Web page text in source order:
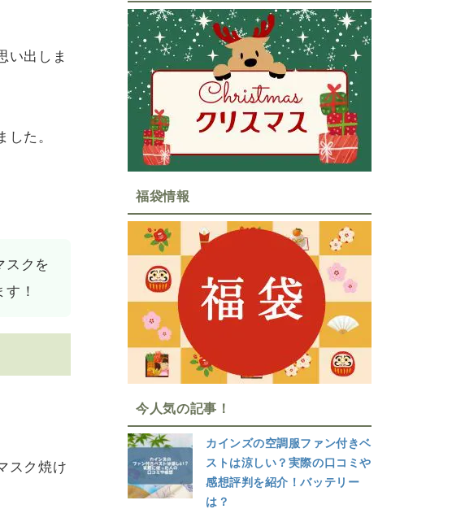
い出しま
た。
スクを
！
スク焼け
福袋情報
今人気の記事！
カインズの空調服ファン付きベ
ストは涼しい？実際の口コミや
感想評判を紹介！バッテリー
は？